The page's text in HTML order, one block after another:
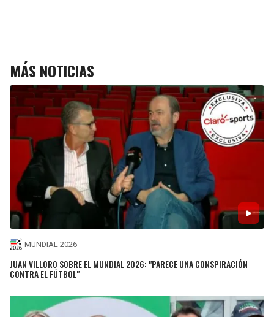
MÁS NOTICIAS
MUNDIAL 2026
JUAN VILLORO SOBRE EL MUNDIAL 2026: "PARECE UNA CONSPIRACIÓN
CONTRA EL FÚTBOL"